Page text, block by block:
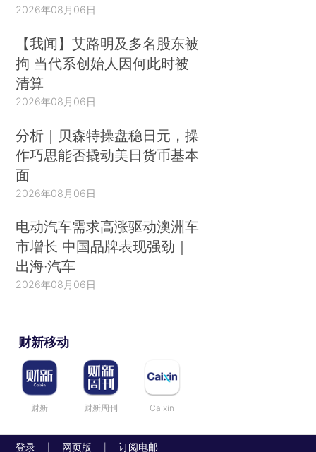
2026年08月06日
【我闻】艾路明及多名股东被
拘 当代系创始人因何此时被
清算
2026年08月06日
分析｜贝森特操盘稳日元，操
作巧思能否撬动美日货币基本
面
2026年08月06日
电动汽车需求高涨驱动澳洲车
市增长 中国品牌表现强劲｜
出海·汽车
2026年08月06日
财新移动
财新 财新周刊 Caixin
登录 网页版 订阅电邮